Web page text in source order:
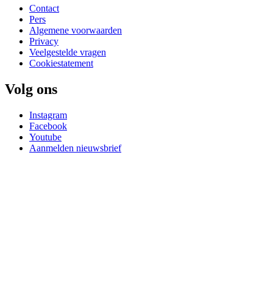
Contact
Pers
Algemene voorwaarden
Privacy
Veelgestelde vragen
Cookiestatement
Volg ons
Instagram
Facebook
Youtube
Aanmelden nieuwsbrief